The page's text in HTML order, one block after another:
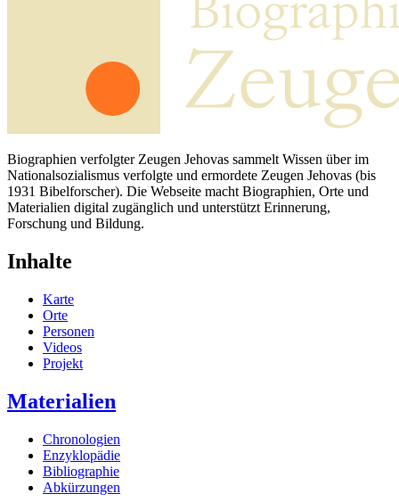
Biographien verfolgter Zeugen Jehovas sammelt Wissen über im
Nationalsozialismus verfolgte und ermordete Zeugen Jehovas (bis
1931 Bibelforscher). Die Webseite macht Biographien, Orte und
Materialien digital zugänglich und unterstützt Erinnerung,
Forschung und Bildung.
Inhalte
Karte
Orte
Personen
Videos
Projekt
Materialien
Chronologien
Enzyklopädie
Bibliographie
Abkürzungen